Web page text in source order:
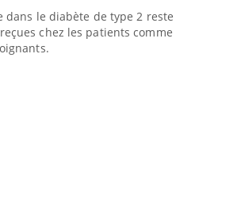
dans le diabète de type 2 reste
chez les patients comme